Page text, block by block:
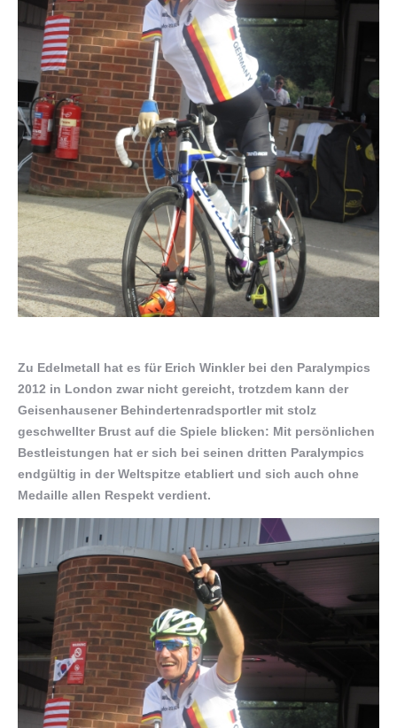
Zu Edelmetall hat es für Erich Winkler bei den Paralympics
2012 in London zwar nicht gereicht, trotzdem kann der
Geisenhausener Behindertenradsportler mit stolz
geschwellter Brust auf die Spiele blicken: Mit persönlichen
Bestleistungen hat er sich bei seinen dritten Paralympics
endgültig in der Weltspitze etabliert und sich auch ohne
Medaille allen Respekt verdient.